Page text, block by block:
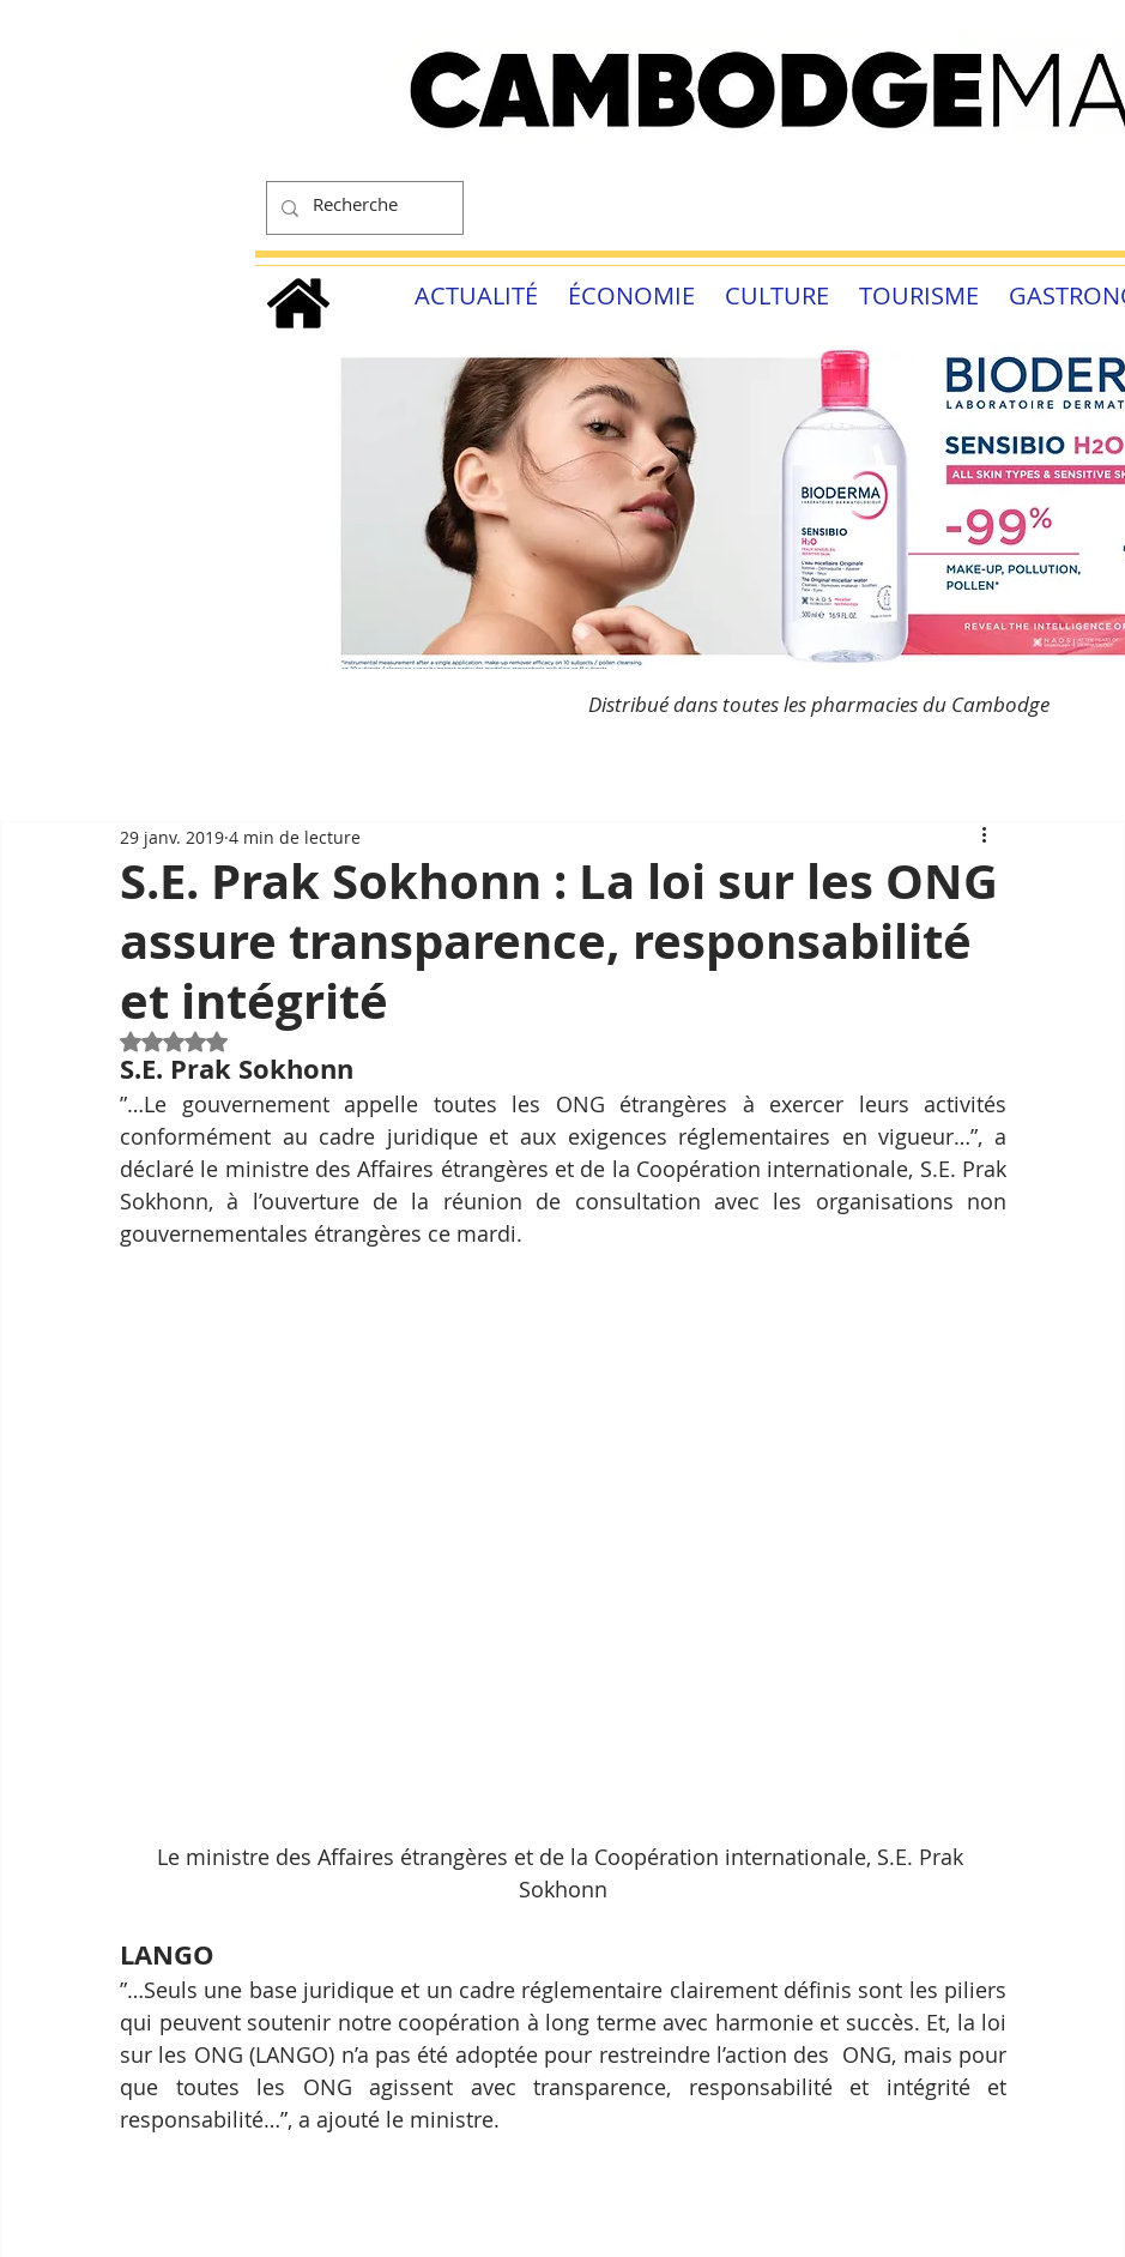
ACTUALITÉ ÉCONOMIE CULTURE TOURISME
Distribué dans toutes les pharmacies du Cambodge
S.E. Prak Sokhonn : La loi sur les ONG
assure transparence, responsabilité
et intégrité
29 janv. 2019 4 min de lecture
Noté NaN étoiles sur 5.
S.E. Prak Sokhonn
”…Le gouvernement appelle toutes les ONG étrangères à exercer leurs activités
conformément au cadre juridique et aux exigences réglementaires en vigueur…”, a
déclaré le ministre des Affaires étrangères et de la Coopération internationale, S.E. Prak
Sokhonn, à l’ouverture de la réunion de consultation avec les organisations non
gouvernementales étrangères ce mardi.
Le ministre des Affaires étrangères et de la Coopération internationale, S.E. Prak
Sokhonn
LANGO
”…Seuls une base juridique et un cadre réglementaire clairement définis sont les piliers
qui peuvent soutenir notre coopération à long terme avec harmonie et succès. Et, la loi
sur les ONG (LANGO) n’a pas été adoptée pour restreindre l’action des  ONG, mais pour
que toutes les ONG agissent avec transparence, responsabilité et intégrité et
responsabilité…”, a ajouté le ministre.